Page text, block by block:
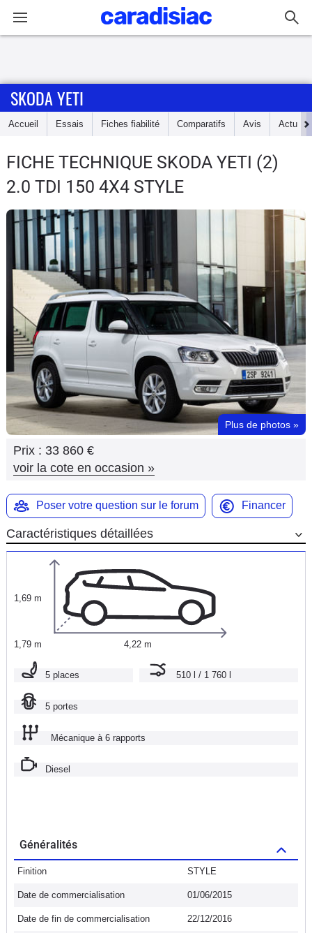
Accueil
Essais
Guide
d'achat
Electriques
Utilitaires
Flottes
Auto
Services
Forum
Moto
Marques
SKODA YETI
Accueil Essais Fiches fiabilité Comparatifs Avis Actu
FICHE TECHNIQUE SKODA YETI (2)
2.0 TDI 150 4X4 STYLE
Plus de photos »
Prix : 33 860 €
voir la cote en occasion »
Poser votre question sur le forum Financer
Caractéristiques détaillées
1,69 m
1,79 m 4,22 m
5 places 510 l / 1 760 l
5 portes
Mécanique à 6 rapports
Diesel
Généralités
Finition STYLE
Date de commercialisation 01/06/2015
Date de fin de commercialisation 22/12/2016